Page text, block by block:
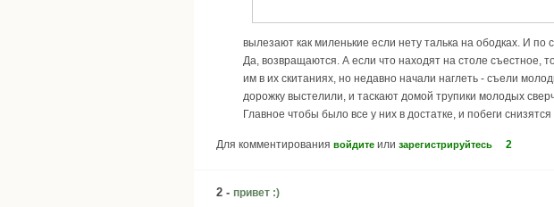
вылезают как миленькие если нету талька на ободках. И по
Да, возвращаются. А если что находят на столе съестное,
им в их скитаниях, но недавно начали наглеть - съели
дорожку выстелили, и таскают домой трупики молодых
Главное чтобы было все у них в достатке, и побеги снизятся
Для комментирования войдите или зарегистрируйтесь 2
2 - привет :)